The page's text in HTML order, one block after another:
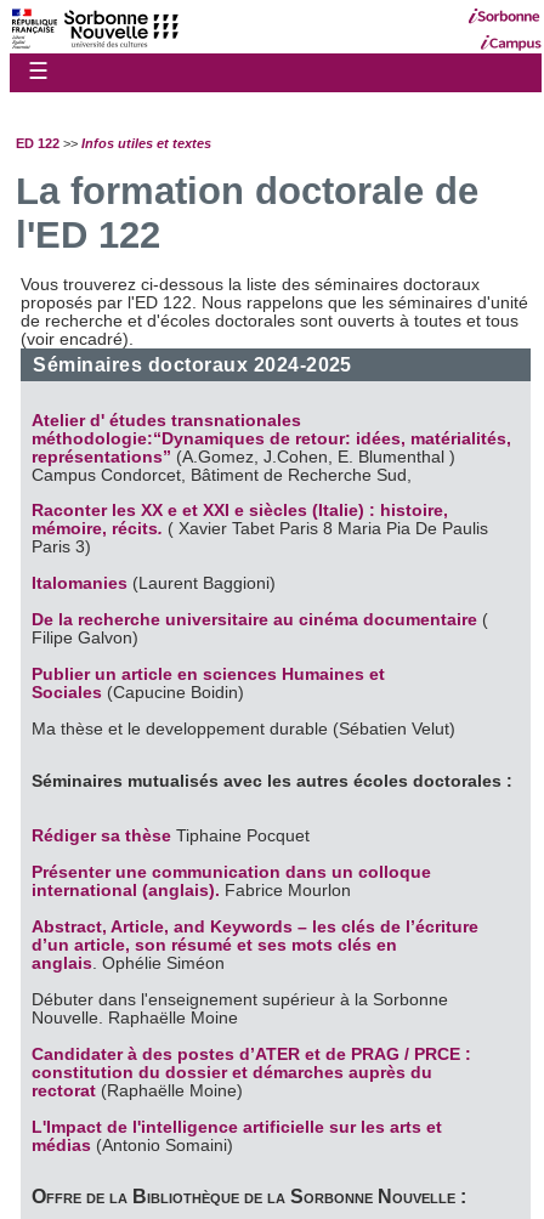
☰
ED 122 >> Infos utiles et textes
La formation doctorale de
l'ED 122
Vous trouverez ci-dessous la liste des séminaires doctoraux
proposés par l'ED 122. Nous rappelons que les séminaires d'unité
de recherche et d'écoles doctorales sont ouverts à toutes et tous
(voir encadré).
Séminaires doctoraux 2024-2025
Atelier d' études transnationales
méthodologie:“Dynamiques de retour: idées, matérialités,
représentations” (A.Gomez, J.Cohen, E. Blumenthal )
Campus Condorcet, Bâtiment de Recherche Sud,
Raconter les XX e et XXI e siècles (Italie) : histoire,
mémoire, récits. ( Xavier Tabet Paris 8 Maria Pia De Paulis
Paris 3)
Italomanies (Laurent Baggioni)
De la recherche universitaire au cinéma documentaire (
Filipe Galvon)
Publier un article en sciences Humaines et
Sociales (Capucine Boidin)
Ma thèse et le developpement durable (Sébatien Velut)
Séminaires mutualisés avec les autres écoles doctorales :
Rédiger sa thèse Tiphaine Pocquet
Présenter une communication dans un colloque
international (anglais). Fabrice Mourlon
Abstract, Article, and Keywords – les clés de l’écriture
d’un article, son résumé et ses mots clés en
anglais. Ophélie Siméon
Débuter dans l'enseignement supérieur à la Sorbonne
Nouvelle. Raphaëlle Moine
Candidater à des postes d’ATER et de PRAG / PRCE :
constitution du dossier et démarches auprès du
rectorat (Raphaëlle Moine)
L'Impact de l'intelligence artificielle sur les arts et
médias (Antonio Somaini)
Offre de la Bibliothèque de la Sorbonne Nouvelle :